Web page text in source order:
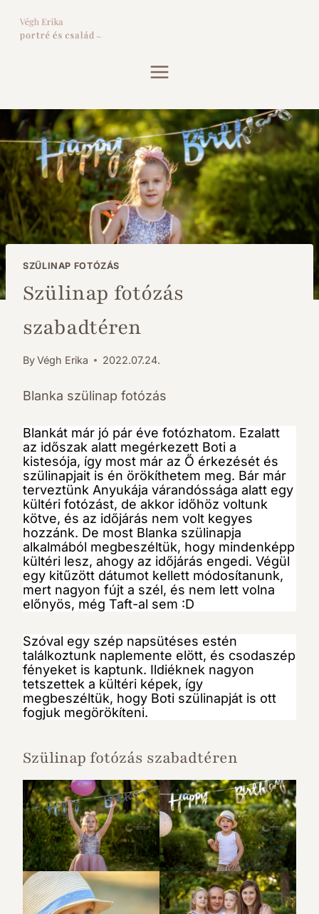
content
SZÜLINAP FOTÓZÁS
Szülinap fotózás
szabadtéren
ByVégh Erika 2022.07.24.
Blanka szülinap fotózás
Blankát már jó pár éve fotózhatom. Ezalatt
az időszak alatt megérkezett Boti a
kistesója, így most már az Ő érkezését és
szülinapjait is én örökíthetem meg. Bár már
terveztünk Anyukája várandóssága alatt egy
kültéri fotózást, de akkor időhöz voltunk
kötve, és az időjárás nem volt kegyes
hozzánk. De most Blanka szülinapja
alkalmából megbeszéltük, hogy mindenképp
kültéri lesz, ahogy az időjárás engedi. Végül
egy kitűzött dátumot kellett módosítanunk,
mert nagyon fújt a szél, és nem lett volna
előnyös, még Taft-al sem :D
Szóval egy szép napsütéses estén
találkoztunk naplemente elött, és csodaszép
fényeket is kaptunk. Ildiéknek nagyon
tetszettek a kültéri képek, így
megbeszéltük, hogy Boti szülinapját is ott
fogjuk megörökíteni.
Szülinap fotózás szabadtéren